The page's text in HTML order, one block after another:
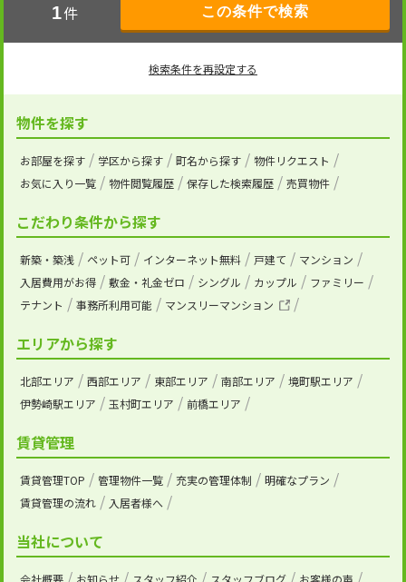
1件
検索条件を再設定する
物件を探す
お部屋を探す 学区から探す 町名から探す
物件リクエスト
お気に入り一覧
物件閲覧履歴 保存した検索履歴 売買物件
こだわり条件から探す
新築・築浅 ペット可 インターネット無料 戸建て
マンション
入居費用がお得
敷金・礼金ゼロ シングル カップル
ファミリー
テナント
事務所利用可能 マンスリーマンション
エリアから探す
北部エリア 西部エリア 東部エリア 南部エリア
境町駅エリア
伊勢崎駅エリア
玉村町エリア 前橋エリア
賃貸管理
賃貸管理TOP 管理物件一覧 充実の管理体制
明確なプラン
賃貸管理の流れ
入居者様へ
当社について
会社概要 お知らせ スタッフ紹介 スタッフブログ
お客様の声